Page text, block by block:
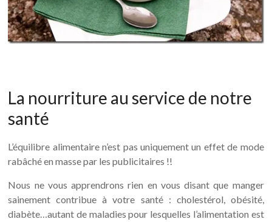
La nourriture au service de notre
santé
L’équilibre alimentaire n’est pas uniquement un effet de mode
rabâché en masse par les publicitaires !!
Nous ne vous apprendrons rien en vous disant que manger
sainement contribue à votre santé : cholestérol, obésité,
diabète…autant de maladies pour lesquelles l’alimentation est